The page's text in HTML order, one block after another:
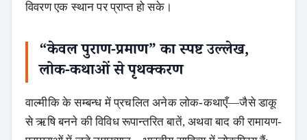
विवरण एक स्थान पर प्राप्त हो सके।
“केवल पुराण-प्रमाण” का स्पष्ट उल्लेख,
लोक-कथाओं से पृथक्करण
वाल्मीकि के सम्बन्ध में प्रचलित अनेक लोक-कथाएँ—जैसे डाकू
से ऋषि बनने की विविध रूपान्तरित बातें, अथवा बाद की रामायण-